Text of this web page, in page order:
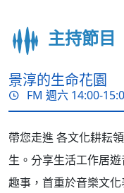
主持節目
景淳的生命花園
FM 週六 14:00-
帶您走進 各文化耕耘
生。分享生活工作居
趣事，首重於音樂文